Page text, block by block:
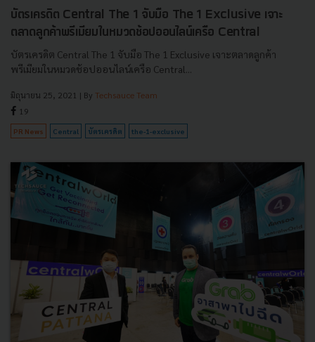
บัตรเครดิต Central The 1 จับมือ The 1 Exclusive เจาะ
ตลาดลูกค้าพรีเมียมในหมวดช้อปออนไลน์เครือ Central
บัตรเครดิต Central The 1 จับมือ The 1 Exclusive เจาะตลาดลูกค้า
พรีเมียมในหมวดช้อปออนไลน์เครือ Central...
มิถุนายน 25, 2021 | By Techsauce Team
19
PR News Central บัตรเครดิต the-1-exclusive